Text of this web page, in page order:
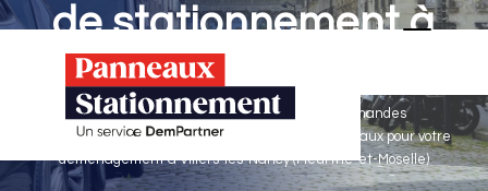
de stationnement à
Villers-lès-Nancy
Panneaux Stationnement effectue vos demandes
d'autorisations de stationnement & pose de panneaux pour votre
déménagement à Villers-lès-Nancy (Meurthe-et-Moselle)